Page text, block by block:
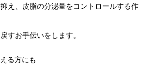
え、皮脂の分泌量をコントロールする作
すお手伝いをします。
る方にも